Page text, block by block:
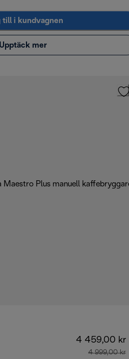
till i kundvagnen
Upptäck mer
4 459,00 kr
4 999,00 kr